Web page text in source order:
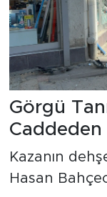
Görgü
Kazanın
Hasan